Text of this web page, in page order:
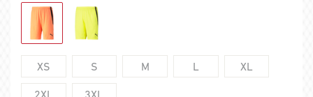
XS S M L XL
2XL 3XL